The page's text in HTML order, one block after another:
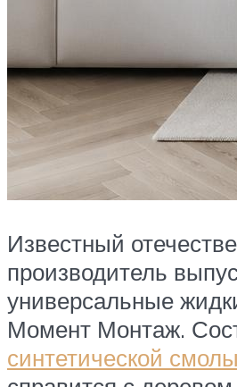
Известный
производитель
универсальные
Момент Монтаж.
синтетической смолы